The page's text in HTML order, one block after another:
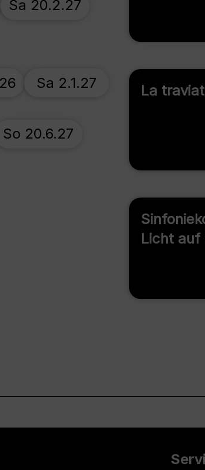
Sa 20.2.27
La
Sa 2.1.27
So 20.6.27
Licht auf